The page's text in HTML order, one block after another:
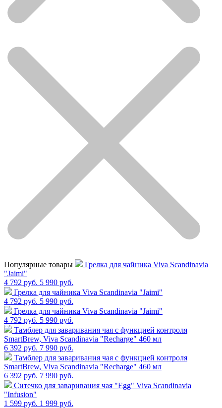
Популярные товары
Грелка для чайника Viva Scandinavia
"Jaimi"
4 792 руб. 5 990 руб.
Грелка для чайника Viva Scandinavia "Jaimi"
4 792 руб. 5 990 руб.
Грелка для чайника Viva Scandinavia "Jaimi"
4 792 руб. 5 990 руб.
Тамблер для заваривания чая с функцией контроля
SmartBrew, Viva Scandinavia "Recharge" 460 мл
6 392 руб. 7 990 руб.
Тамблер для заваривания чая с функцией контроля
SmartBrew, Viva Scandinavia "Recharge" 460 мл
6 392 руб. 7 990 руб.
Cитечко для заваривания чая "Egg" Viva Scandinavia
"Infusion"
1 599 руб. 1 999 руб.